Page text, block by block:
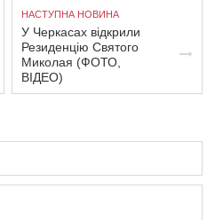
НАСТУПНА НОВИНА
У Черкасах відкрили
Резиденцію Святого
Миколая (ФОТО,
ВІДЕО)